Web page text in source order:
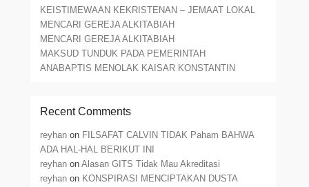
KEISTIMEWAAN KEKRISTENAN – JEMAAT LOKAL
MENCARI GEREJA ALKITABIAH
MENCARI GEREJA ALKITABIAH
MAKSUD TUNDUK PADA PEMERINTAH
ANABAPTIS MENOLAK KAISAR KONSTANTIN
Recent Comments
reyhan on FILSAFAT CALVIN TIDAK Paham BAHWA
ADA HAL-HAL BERIKUT INI
reyhan onAlasan GITS Tidak Mau Akreditasi
reyhan on KONSPIRASI MENCIPTAKAN DUSTA